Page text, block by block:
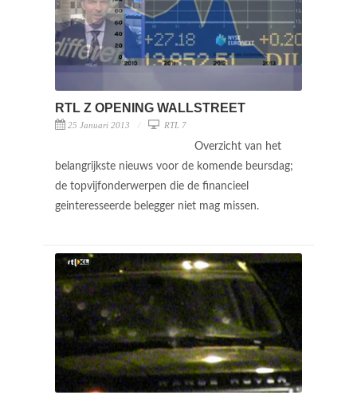
RTL Z OPENING WALLSTREET
25 Januari 2013 RTL 7
Overzicht van het
belangrijkste nieuws voor de komende beursdag;
de topvijfonderwerpen die de financieel
geinteresseerde belegger niet mag missen.